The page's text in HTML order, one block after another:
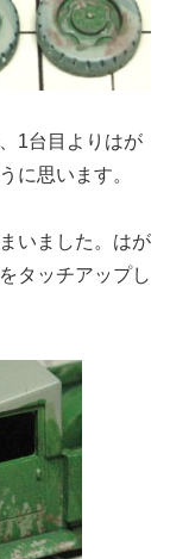
1台目よりはが
に思います。
いました。はが
タッチアップし